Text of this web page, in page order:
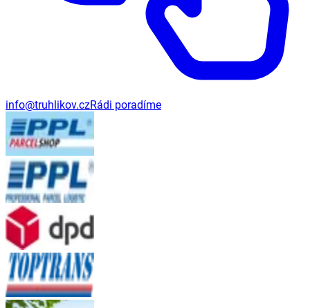
info@truhlikov.czRádi poradíme